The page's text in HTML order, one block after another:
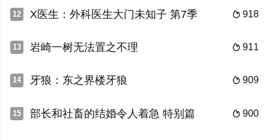
12  918
X医生：外科医生大门未知子 第7季
13  911
岩崎一树无法置之不理
14  909
牙狼：东之界楼牙狼
15  900
部长和社畜的结婚令人着急 特别篇